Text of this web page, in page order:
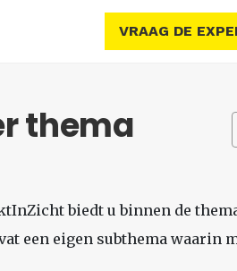
VRAAG DE
thema
biedt u binnen de
een eigen subthema